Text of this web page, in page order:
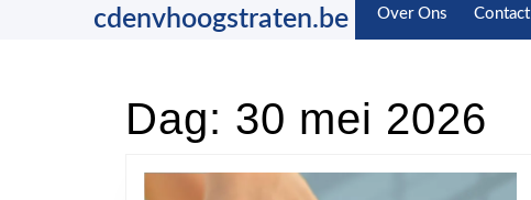
cdenvhoogstraten.be Over Ons Contact
Dag: 30 mei 2026